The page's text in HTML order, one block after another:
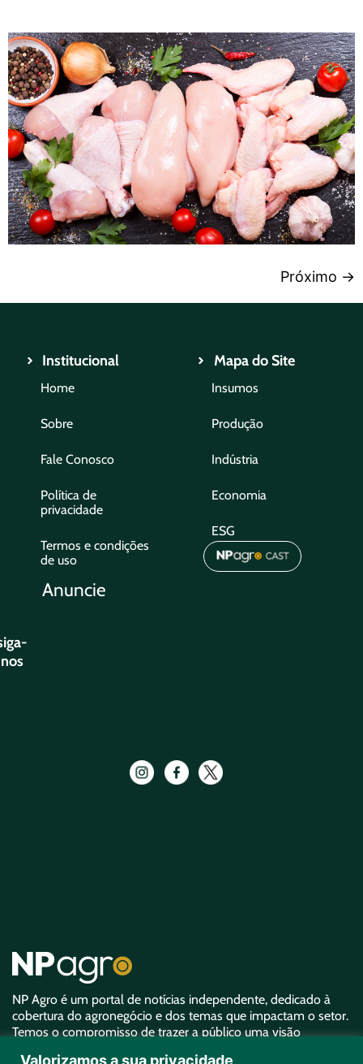
Valorizamos a sua privacidade
Próximo →
NP Agro é um portal de notícias independente, dedicado à
cobertura do agronegócio e dos temas que impactam o setor.
Temos o compromisso de trazer a público uma visão
Institucional
Home
Sobre
Fale Conosco
Política de
privacidade
Termos e condições
de uso
Anuncie
Mapa do Site
Insumos
Produção
Indústria
Economia
ESG
nos